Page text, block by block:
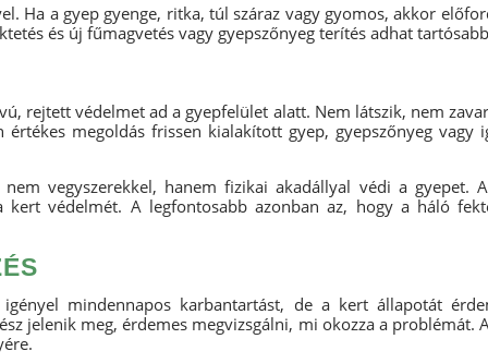
Ha a gyep gyenge, ritka, túl száraz vagy gyomos, akkor
és új fűmagvetés vagy gyepszőnyeg terítés adhat
rejtett védelmet ad a gyepfelület alatt. Nem látszik, nem
megoldás frissen kialakított gyep, gyepszőnyeg vagy
vegyszerekkel, hanem fizikai akadállyal védi a gyepet.
kert védelmét. A legfontosabb azonban az, hogy a háló
mindennapos karbantartást, de a kert állapotát
jelenik meg, érdemes megvizsgálni, mi okozza a